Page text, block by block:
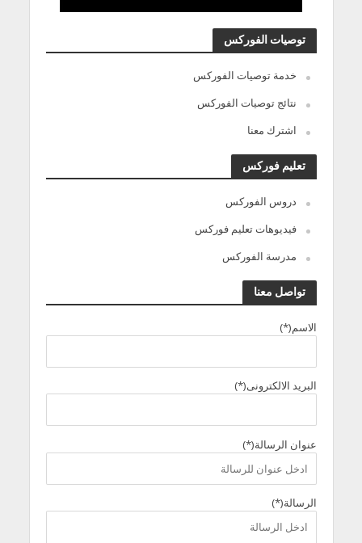
توصيات الفوركس
خدمة توصيات الفوركس
نتائج توصيات الفوركس
اشترك معنا
تعليم فوركس
دروس الفوركس
فيديوهات تعليم فوركس
مدرسة الفوركس
تواصل معنا
الاسم(*)
البريد الالكترونى(*)
عنوان الرسالة(*)
الرسالة(*)